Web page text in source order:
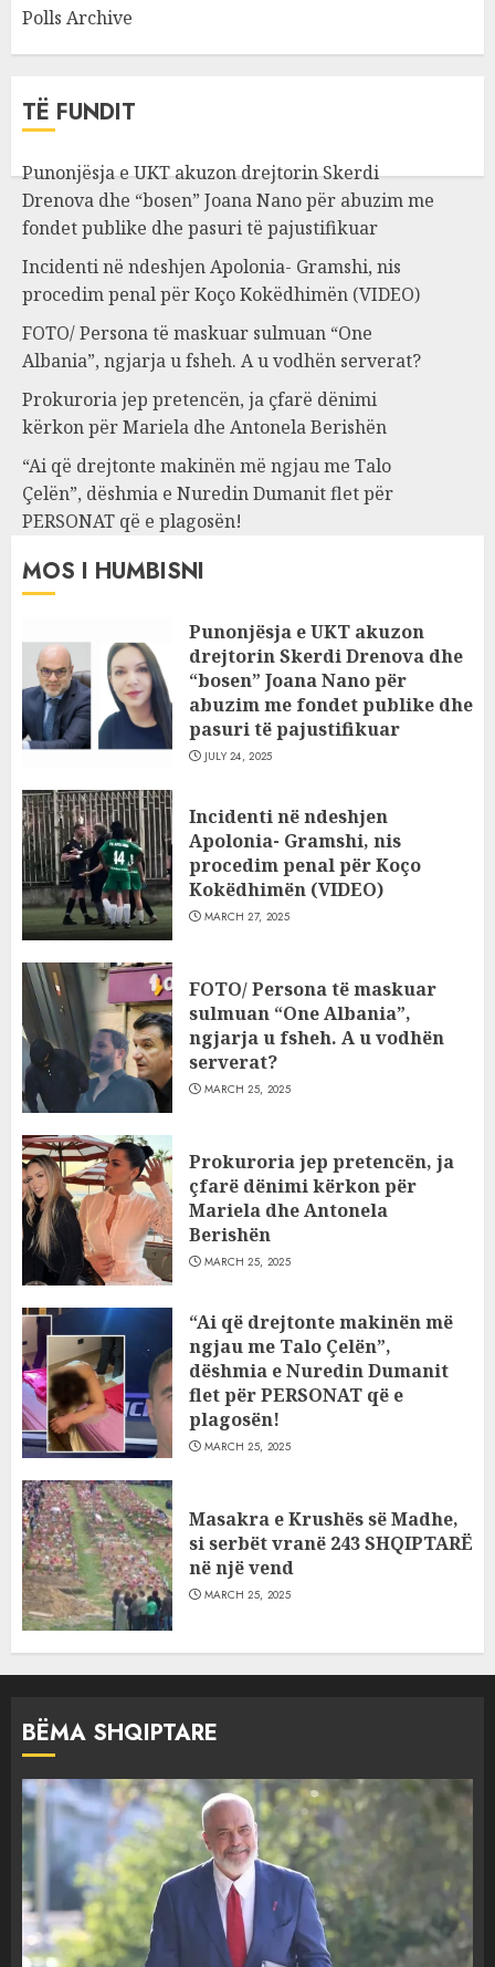
Polls Archive
TË FUNDIT
Punonjësja e UKT akuzon drejtorin Skerdi
Drenova dhe “bosen” Joana Nano për abuzim me
fondet publike dhe pasuri të pajustifikuar
Incidenti në ndeshjen Apolonia- Gramshi, nis
procedim penal për Koço Kokëdhimën (VIDEO)
FOTO/ Persona të maskuar sulmuan “One
Albania”, ngjarja u fsheh. A u vodhën serverat?
Prokuroria jep pretencën, ja çfarë dënimi
kërkon për Mariela dhe Antonela Berishën
“Ai që drejtonte makinën më ngjau me Talo
Çelën”, dëshmia e Nuredin Dumanit flet për
PERSONAT që e plagosën!
MOS I HUMBISNI
Punonjësja e UKT akuzon
drejtorin Skerdi Drenova dhe
“bosen” Joana Nano për
abuzim me fondet publike dhe
pasuri të pajustifikuar
JULY 24, 2025
Incidenti në ndeshjen
Apolonia- Gramshi, nis
procedim penal për Koço
Kokëdhimën (VIDEO)
MARCH 27, 2025
FOTO/ Persona të maskuar
sulmuan “One Albania”,
ngjarja u fsheh. A u vodhën
serverat?
MARCH 25, 2025
Prokuroria jep pretencën, ja
çfarë dënimi kërkon për
Mariela dhe Antonela
Berishën
MARCH 25, 2025
“Ai që drejtonte makinën më
ngjau me Talo Çelën”,
dëshmia e Nuredin Dumanit
flet për PERSONAT që e
plagosën!
MARCH 25, 2025
Masakra e Krushës së Madhe,
si serbët vranë 243 SHQIPTARË
në një vend
MARCH 25, 2025
BËMA SHQIPTARE